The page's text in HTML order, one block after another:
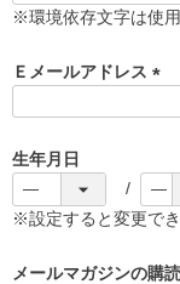
必
)
※環境依存文字は使
Ｅメールアドレス
)
生年月日
※設定すると変更で
メールマガジンの購読